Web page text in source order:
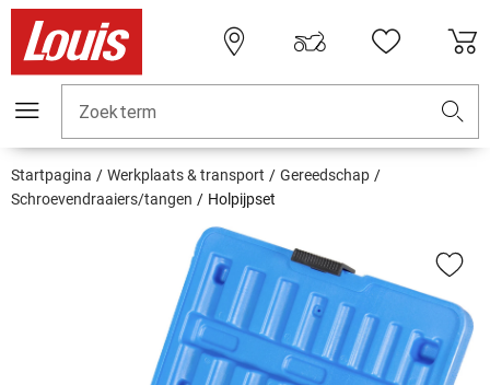
Zoekterm
Startpagina Werkplaats & transport
Gereedschap
Schroevendraaiers/tangen
Holpijpset